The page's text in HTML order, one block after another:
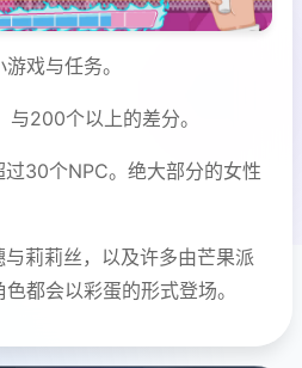
戏与任务。
200个以上的差分。
30个NPC。绝大部分的女性
莉莉丝，以及许多由芒果派
都会以彩蛋的形式登场。